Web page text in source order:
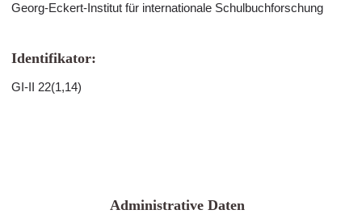
Georg-Eckert-Institut für internationale Schulbuchforschung
Identifikator:
GI-II 22(1,14)
Administrative Daten